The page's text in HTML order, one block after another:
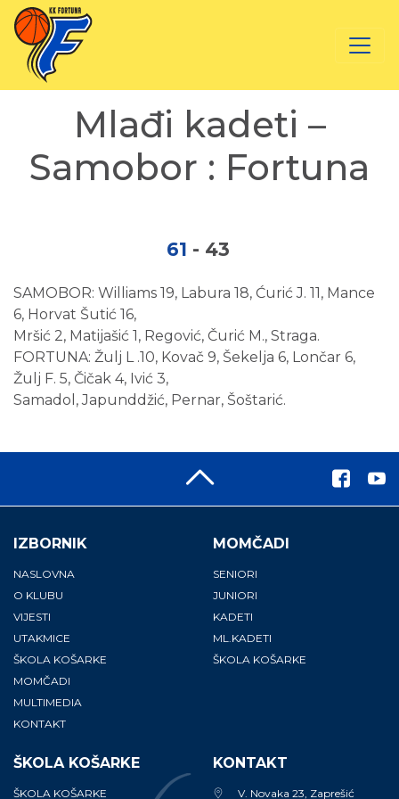
Mlađi kadeti –
Samobor : Fortuna
61 - 43
SAMOBOR: Williams 19, Labura 18, Ćurić J. 11, Mance
6, Horvat Šutić 16,
Mršić 2, Matijašić 1, Regović, Čurić M., Straga.
FORTUNA: Žulj L .10, Kovač 9, Šekelja 6, Lončar 6,
Žulj F. 5, Čičak 4, Ivić 3,
Samadol, Japunddžić, Pernar, Šoštarić.
IZBORNIK
NASLOVNA
O KLUBU
VIJESTI
UTAKMICE
ŠKOLA KOŠARKE
MOMČADI
MULTIMEDIA
KONTAKT
MOMČADI
SENIORI
JUNIORI
KADETI
ML.KADETI
ŠKOLA KOŠARKE
ŠKOLA KOŠARKE
ŠKOLA KOŠARKE
KONTAKT
V. Novaka 23, Zaprešić